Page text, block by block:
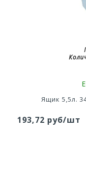
Ящик 5,5л.
193,72 руб/шт